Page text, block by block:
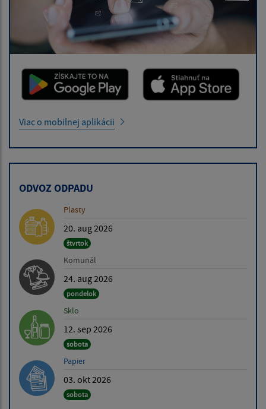
Viac o mobilnej aplikácii
ODVOZ ODPADU
Plasty
20. aug 2026
štvrtok
Komunál
24. aug 2026
pondelok
Sklo
12. sep 2026
sobota
Papier
03. okt 2026
sobota